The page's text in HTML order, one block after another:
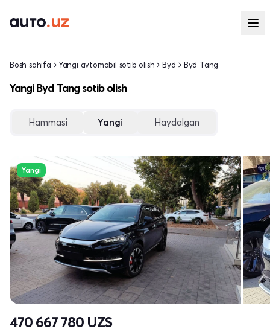
Bosh sahifa Yangi avtomobil sotib olish Byd Byd Tang
Yangi Byd Tang sotib olish
Hammasi Yangi Haydalgan
Yangi
470 667 780 UZS